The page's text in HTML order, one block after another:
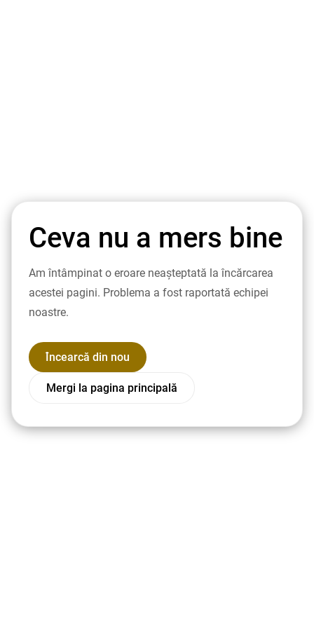
Ceva nu a mers bine
Am întâmpinat o eroare neașteptată la încărcarea
acestei pagini. Problema a fost raportată echipei
noastre.
Încearcă din nou
Mergi la pagina principală